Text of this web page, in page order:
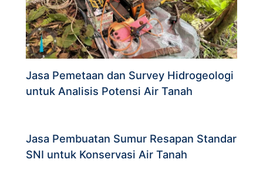
Jasa Pemetaan dan Survey Hidrogeologi
untuk Analisis Potensi Air Tanah
Jasa Pembuatan Sumur Resapan Standar
SNI untuk Konservasi Air Tanah